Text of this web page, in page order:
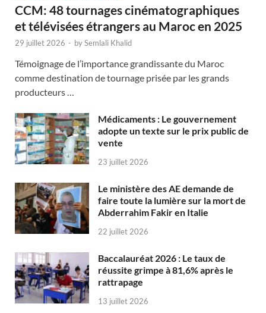
CCM: 48 tournages cinématographiques
et télévisées étrangers au Maroc en 2025
29 juillet 2026 - bySemlali Khalid
Témoignage de l’importance grandissante du Maroc
comme destination de tournage prisée par les grands
producteurs …
Médicaments : Le gouvernement
adopte un texte sur le prix public de
vente
23 juillet 2026
Le ministère des AE demande de
faire toute la lumière sur la mort de
Abderrahim Fakir en Italie
22 juillet 2026
Baccalauréat 2026 : Le taux de
réussite grimpe à 81,6% après le
rattrapage
13 juillet 2026